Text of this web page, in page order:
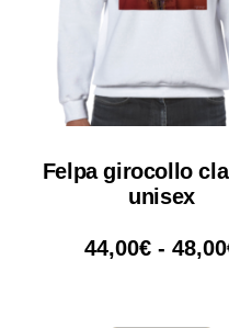
Felpa girocollo
unisex
44,00€ - 48,00